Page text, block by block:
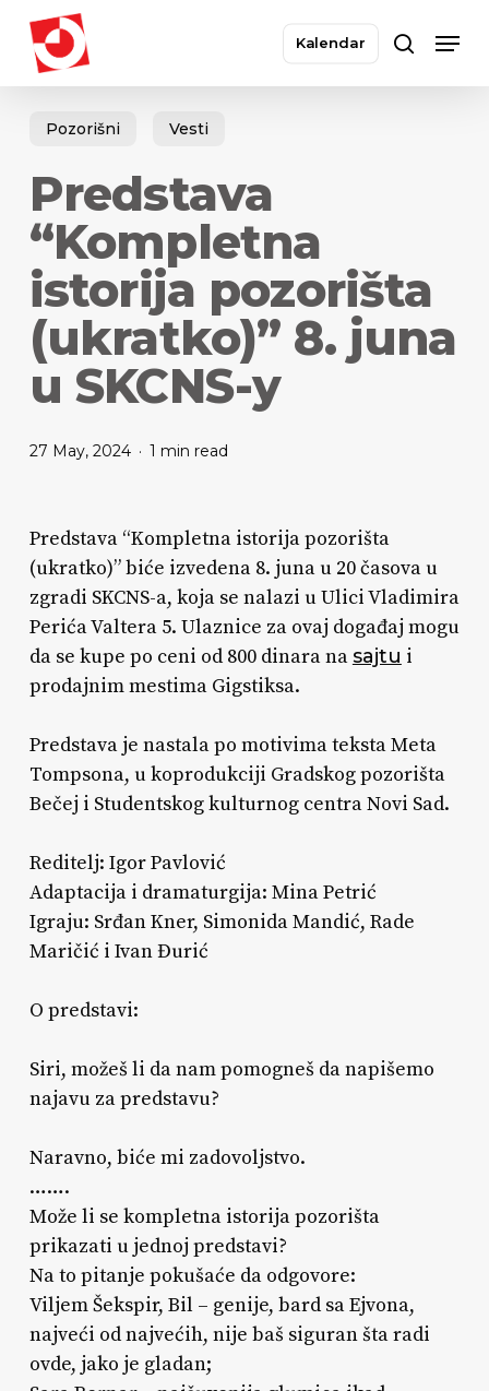
main
Kalendar search
Pozorišni Vesti
Predstava
“Kompletna
istorija pozorišta
(ukratko)” 8. juna
u SKCNS-y
27 May, 2024 1 min read
Predstava “Kompletna istorija pozorišta
(ukratko)” biće izvedena 8. juna u 20 časova u
zgradi SKCNS-a, koja se nalazi u Ulici Vladimira
Perića Valtera 5. Ulaznice za ovaj događaj mogu
da se kupe po ceni od 800 dinara nasajtu i
prodajnim mestima Gigstiksa.
Predstava je nastala po motivima teksta Meta
Tompsona, u koprodukciji Gradskog pozorišta
Bečej i Studentskog kulturnog centra Novi Sad.
Reditelj: Igor Pavlović
Adaptacija i dramaturgija: Mina Petrić
Igraju: Srđan Kner, Simonida Mandić, Rade
Maričić i Ivan Đurić
O predstavi:
Siri, možeš li da nam pomogneš da napišemo
najavu za predstavu?
Naravno, biće mi zadovoljstvo.
…….
Može li se kompletna istorija pozorišta
prikazati u jednoj predstavi?
Na to pitanje pokušaće da odgovore:
Viljem Šekspir, Bil – genije, bard sa Ejvona,
najveći od najvećih, nije baš siguran šta radi
ovde, jako je gladan;